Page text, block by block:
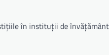
în instituții de